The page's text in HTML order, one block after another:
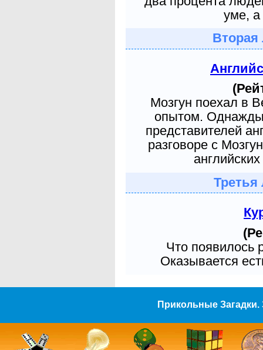
уме, а
Вторая
Мозгун поехал в
опытом. Однажды
представителей
разговоре с
Третья
Что появилось
Оказывается
Прикольные